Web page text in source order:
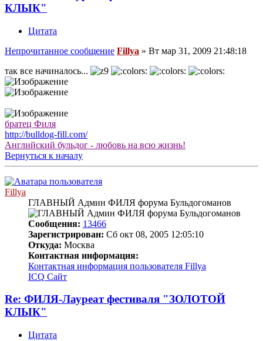
КЛЫК"
Цитата
Непрочитанное сообщение Fillya » Вт мар 31, 2009 21:48:18
так все начиналось...
братец Филя
http://bulldog-fill.com/
Английский бульдог - любовь на всю жизнь!
Вернуться к началу
Fillya
ГЛАВНЫЙ Админ ФИЛЯ форума Бульдогоманов
Сообщения: 13466
Зарегистрирован: Сб окт 08, 2005 12:05:10
Откуда: Москва
Контактная информация:
Контактная информация пользователя Fillya
ICQ Сайт
Re: ФИЛЯ-Лауреат фестиваля "ЗОЛОТОЙ
КЛЫК"
Цитата